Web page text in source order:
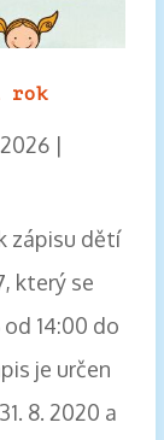
rok
|
zápisu dětí
který se
14:00 do
je určen
8. 2020 a